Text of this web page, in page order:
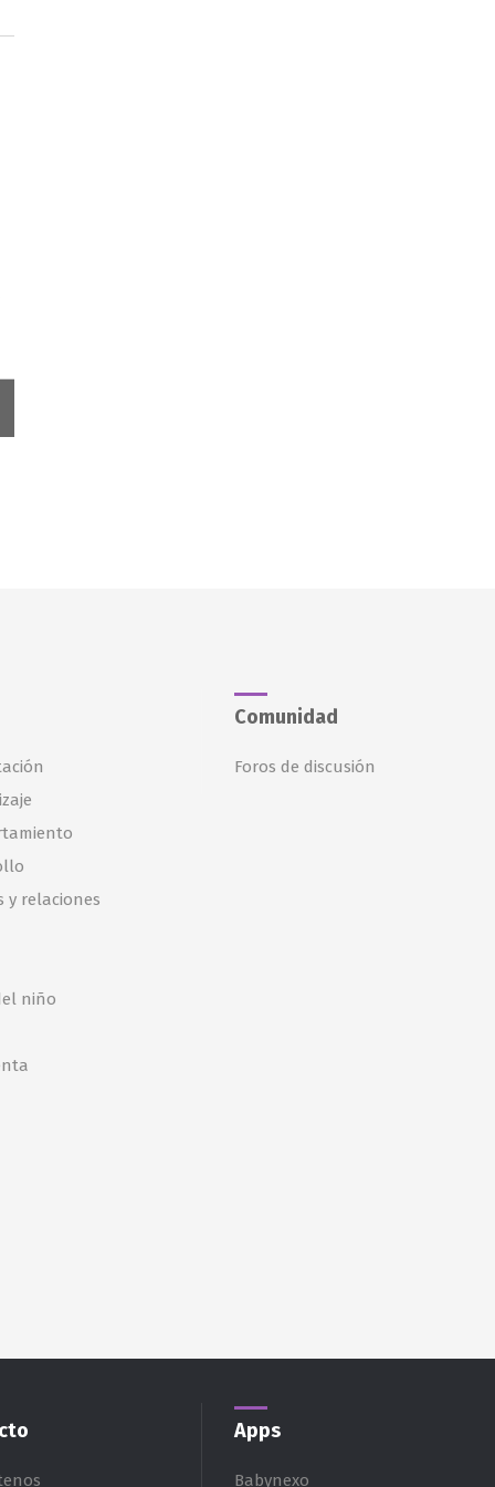
y relaciones
niño
Comunidad
Foros de discusión
Apps
Babynexo